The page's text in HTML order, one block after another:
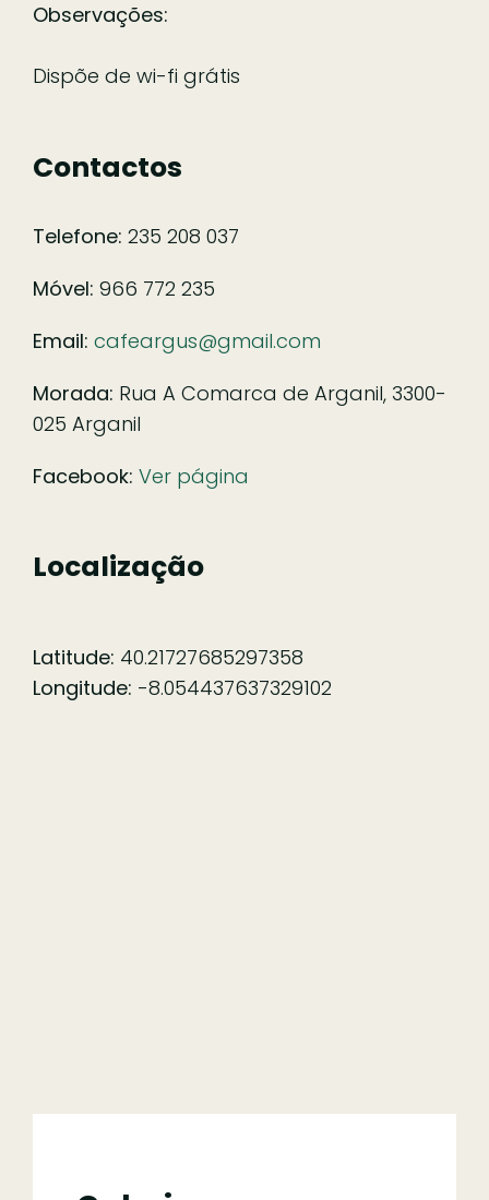
Observações:
Dispõe de wi-fi grátis
Contactos
Telefone: 235 208 037
Móvel: 966 772 235
Email: cafeargus@gmail.com
Morada: Rua A Comarca de Arganil, 3300-
025 Arganil
Facebook: Ver página
Localização
Latitude: 40.21727685297358
Longitude: -8.054437637329102